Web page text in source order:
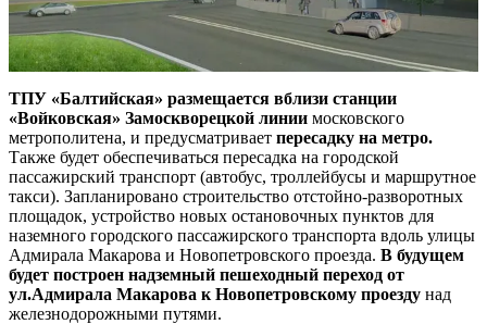
ТПУ «Балтийская» размещается вблизи станции
«Войковская» Замоскворецкой линии московского
метрополитена, и предусматривает пересадку на метро.
Также будет обеспечиваться пересадка на городской
пассажирский транспорт (автобус, троллейбусы и маршрутное
такси). Запланировано строительство отстойно-разворотных
площадок, устройство новых остановочных пунктов для
наземного городского пассажирского транспорта вдоль улицы
Адмирала Макарова и Новопетровского проезда. В будущем
будет построен надземный пешеходный переход от
ул.Адмирала Макарова к Новопетровскому проезду над
железнодорожными путями.